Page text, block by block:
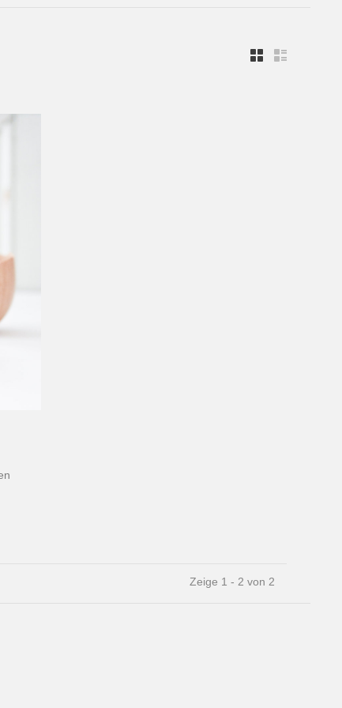
Zeige 1 - 2 von 2